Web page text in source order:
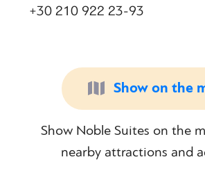
+30 210 922 23-93
Show on the
Show Noble Suites on the
nearby attractions and